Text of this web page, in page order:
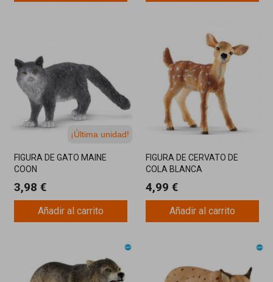
¡Última unidad!
FIGURA DE GATO MAINE
COON
3,98 €
Añadir al carrito
FIGURA DE CERVATO DE
COLA BLANCA
4,99 €
Añadir al carrito